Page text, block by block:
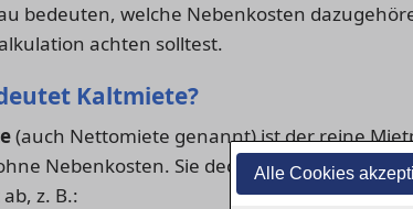
Alle Cookies
bedeuten, welche Nebenkosten
achten solltest.
Kaltmiete?
(auch Nettomiete genannt) ist der reine
Nebenkosten. Sie deckt lediglich die
z. B.: